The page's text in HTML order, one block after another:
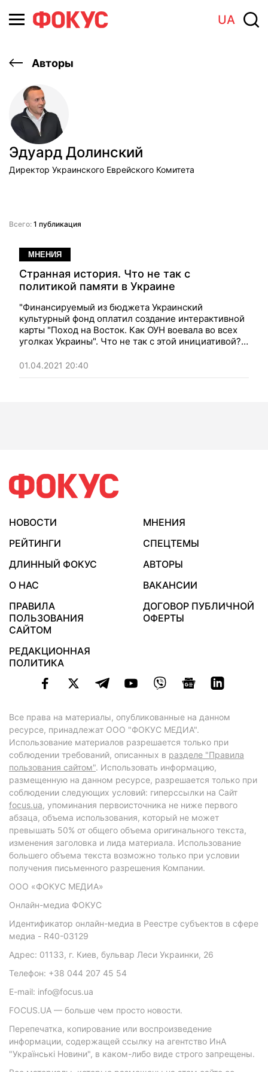
UA
Авторы
Эдуард Долинский
Директор Украинского Еврейского Комитета
Всего: 1 публикация
МНЕНИЯ
Странная история. Что не так с
политикой памяти в Украине
"Финансируемый из бюджета Украинский
культурный фонд оплатил создание интерактивной
карты "Поход на Восток. Как ОУН воевала во всех
уголках Украины". Что не так с этой инициативой?".
01.04.2021 20:40
НОВОСТИ
МНЕНИЯ
РЕЙТИНГИ
СПЕЦТЕМЫ
ДЛИННЫЙ ФОКУС
АВТОРЫ
О НАС
ВАКАНСИИ
ПРАВИЛА
ПОЛЬЗОВАНИЯ
САЙТОМ
ДОГОВОР ПУБЛИЧНОЙ
ОФЕРТЫ
РЕДАКЦИОННАЯ
ПОЛИТИКА
Все права на материалы, опубликованные на данном
ресурсе, принадлежат ООО "ФОКУС МЕДИА".
Использование материалов разрешается только при
соблюдении требований, описанных в разделе "Правила
пользования сайтом". Использовать информацию,
размещенную на данном ресурсе, разрешается только при
соблюдении следующих условий: гиперссылки на Сайт
focus.ua, упоминания первоисточника не ниже первого
абзаца, объема использования, который не может
превышать 50% от общего объема оригинального текста,
изменения заголовка и лида материала. Использование
большего объема текста возможно только при условии
получения письменного разрешения Компании.
ООО «ФОКУС МЕДИА»
Онлайн-медиа ФОКУС
Идентификатор онлайн-медиа в Реестре субъектов в сфере
медиа - R40-03129
Адрес: 01133, г. Киев, бульвар Леси Украинки, 26
Телефон: +38 044 207 45 54
E-mail: info@focus.ua
FOCUS.UA — больше чем просто новости.
Перепечатка, копирование или воспроизведение
информации, содержащей ссылку на агентство ИнА
"Українські Новини", в каком-либо виде строго запрещены.